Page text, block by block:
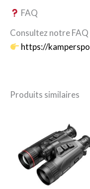
FAQ
Consultez notre
https://
Produits similaires
initial
était :
3.499,00€.